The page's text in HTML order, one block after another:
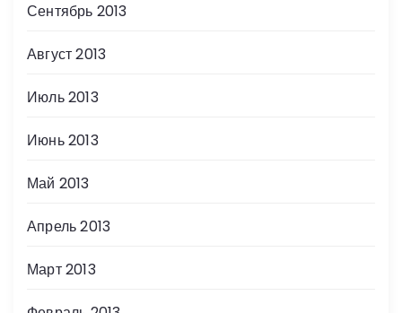
Сентябрь 2013
Август 2013
Июль 2013
Июнь 2013
Май 2013
Апрель 2013
Март 2013